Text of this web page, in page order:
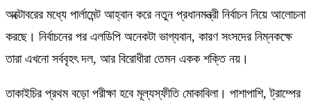
অক্টোবরের মধ্যে পার্লামেন্ট আহ্বান করে নতুন প্রধানমন্ত্রী নির্বাচন নিয়ে আলোচনা
করছে। নির্বাচনের পর এলডিপি অনেকটা ভাগ্যবান, কারণ সংসদের নিম্নকক্ষে
তারা এখনো সর্ববৃহৎ দল, আর বিরোধীরা তেমন একক শক্তি নয়।
তাকাইচির প্রথম বড়ো পরীক্ষা হবে মূল্যস্ফীতি মোকাবিলা। পাশাপাশি, ট্রাম্পের